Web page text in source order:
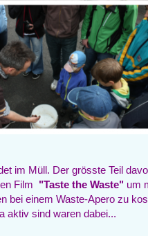
im Müll. Der grösste Teil
Film "Taste the Waste" um
bei einem Waste-Apero zu
aktiv sind waren dabei...